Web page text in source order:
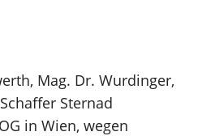
Mag. Dr. Wurdinger,
Sternad
in Wien, wegen